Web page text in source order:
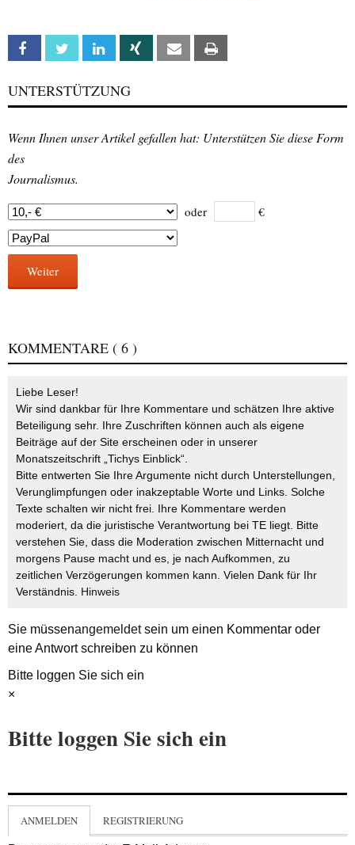
Facebook Twitter Linkedin Xing Email
UNTERSTÜTZUNG
Wenn Ihnen unser Artikel gefallen hat: Unterstützen Sie diese Form
des
Journalismus.
oder €
Weiter
KOMMENTARE ( 6 )
Liebe Leser!
Wir sind dankbar für Ihre Kommentare und schätzen Ihre aktive
Beteiligung sehr. Ihre Zuschriften können auch als eigene
Beiträge auf der Site erscheinen oder in unserer
Monatszeitschrift „Tichys Einblick“.
Bitte entwerten Sie Ihre Argumente nicht durch Unterstellungen,
Verunglimpfungen oder inakzeptable Worte und Links. Solche
Texte schalten wir nicht frei. Ihre Kommentare werden
moderiert, da die juristische Verantwortung bei TE liegt. Bitte
verstehen Sie, dass die Moderation zwischen Mitternacht und
morgens Pause macht und es, je nach Aufkommen, zu
zeitlichen Verzögerungen kommen kann. Vielen Dank für Ihr
Verständnis. Hinweis
Sie müssenangemeldetsein um einen Kommentar oder
eine Antwort schreiben zu können
Bitte loggen Sie sich ein
×
Bitte loggen Sie sich ein
ANMELDEN REGISTRIERUNG